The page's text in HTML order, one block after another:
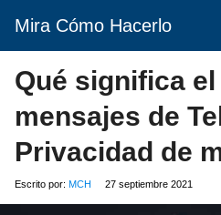
Mira Cómo Hacerlo
Qué significa
mensajes de
Privacidad de
Escrito por: MCH 27 septiembre 2021